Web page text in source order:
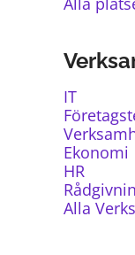
IT
Ekonomi
HR
Alla